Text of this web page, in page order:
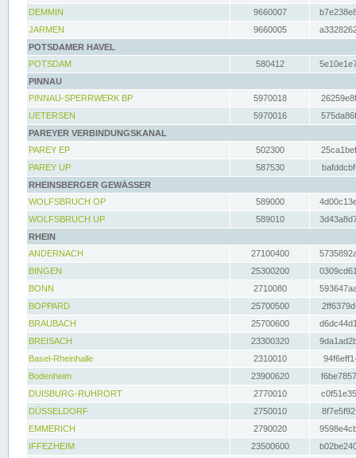
DEMMIN
9660007
JARMEN
9660005
POTSDAMER HAVEL
POTSDAM
580412
PINNAU
PINNAU-SPERRWERK BP
5970018
UETERSEN
5970016
PAREYER VERBINDUNGSKANAL
PAREY EP
502300
PAREY UP
587530
RHEINSBERGER GEWÄSSER
WOLFSBRUCH OP
589000
WOLFSBRUCH UP
589010
RHEIN
ANDERNACH
27100400
BINGEN
25300200
BONN
2710080
BOPPARD
25700500
BRAUBACH
25700600
BREISACH
23300320
Basel-Rheinhalle
2310010
Bodenheim
23900620
DUISBURG-RUHRORT
2770010
DÜSSELDORF
2750010
EMMERICH
2790020
IFFEZHEIM
23500600